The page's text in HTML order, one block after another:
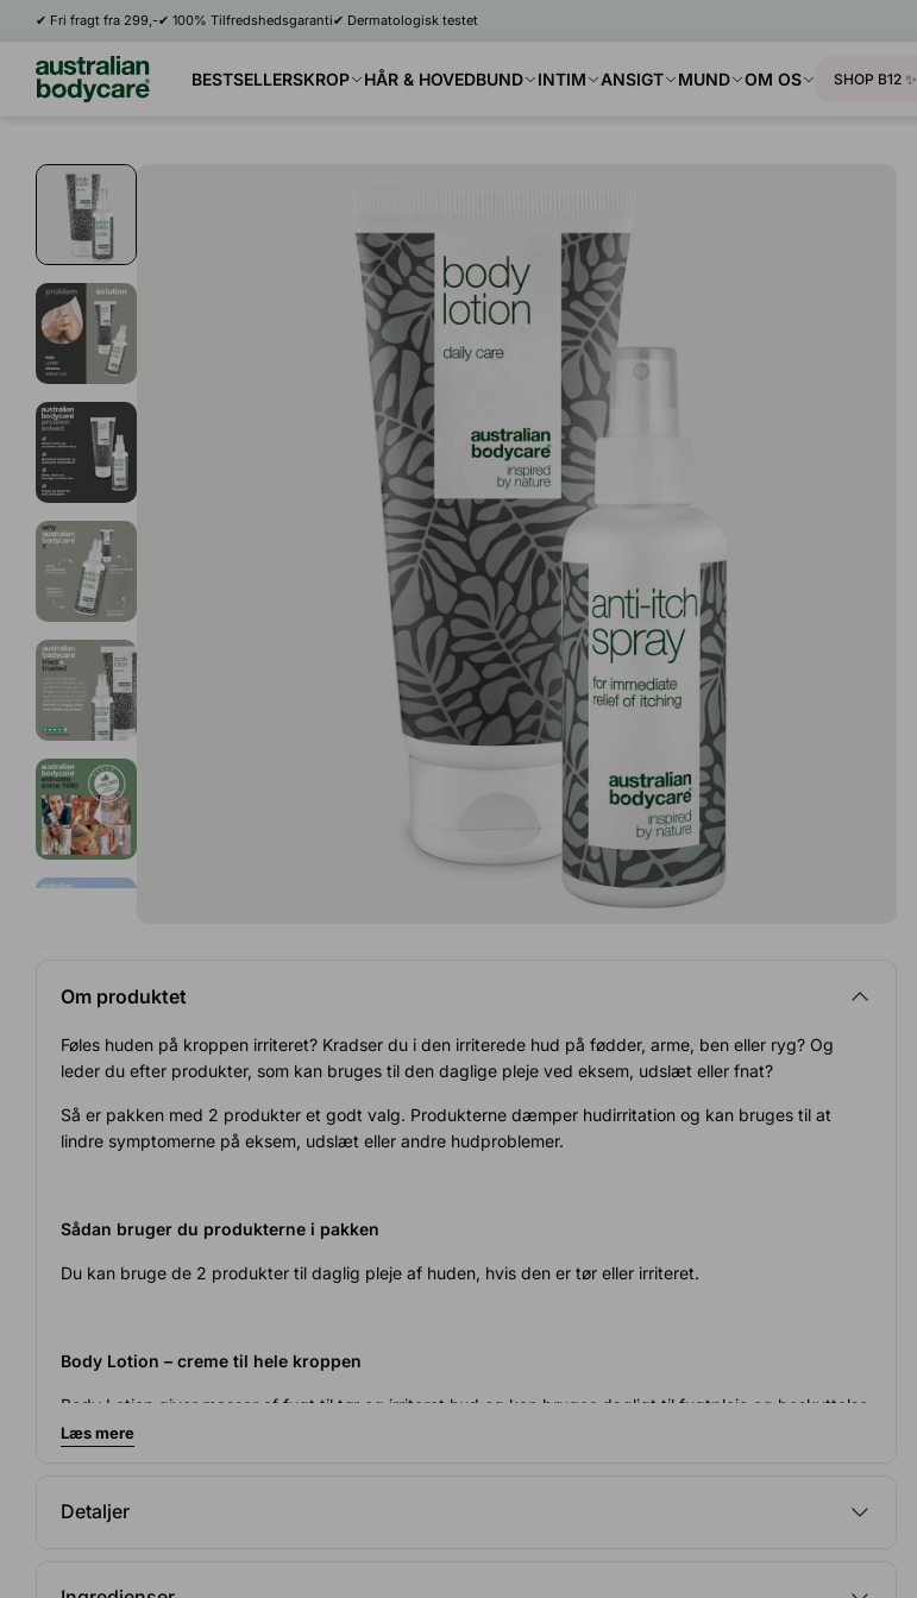
✔ Fri fragt fra 299,-✔ 100% Tilfredshedsgaranti✔ Dermatologisk testet
BESTSELLERSKROP HÅR & HOVEDBUND
INTIM
ANSIGT
MUND
OM OS SHOP B12 ✨
Om produktet
Føles huden på kroppen irriteret? Kradser du i den irriterede hud på fødder, arme, ben eller ryg? Og
leder du efter produkter, som kan bruges til den daglige pleje ved eksem, udslæt eller fnat?
Så er pakken med 2 produkter et godt valg. Produkterne dæmper hudirritation og kan bruges til at
lindre symptomerne på eksem, udslæt eller andre hudproblemer.
Sådan bruger du produkterne i pakken
Du kan bruge de 2 produkter til daglig pleje af huden, hvis den er tør eller irriteret.
Body Lotion – creme til hele kroppen
Body Lotion giver masser af fugt til tør og irriteret hud og kan bruges dagligt til fugtpleje og beskyttelse
af kløende hud.
af at bruge cremen 2 gange dagligt, men du kan smøre så ofte, som du har lyst til og behov for.
Body Lotion trænger hurtigt ind og kan bruges på hele kroppen.
Læs mere
Detaljer
Aktive ingredienser med beviste